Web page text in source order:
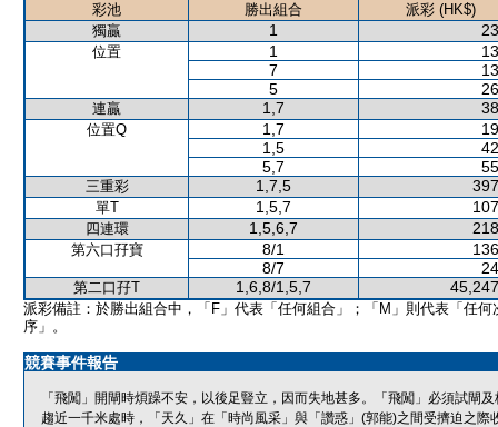
彩池 勝出組合
派彩 (HK$)
獨贏
1
位置 1
7
5
連贏 1,7
位置Q 1,7
1,5
5,7
三重彩 1,7,5
單T 1,5,7
四連環 1,5,6,7
第六口孖寶 8/1
8/7
第二口孖T 1,6,8/1,5,7
派彩備註：於勝出組合中，「F」代表「任何組合」；「M」則代表「任何
序」。
競賽事件報告
「飛闖」開閘時煩躁不安，以後足豎立，因而失地甚多。「飛闖」必須試閘
趨近一千米處時，「天久」在「時尚風采」與「讚惑」(郭能)之間受擠迫之